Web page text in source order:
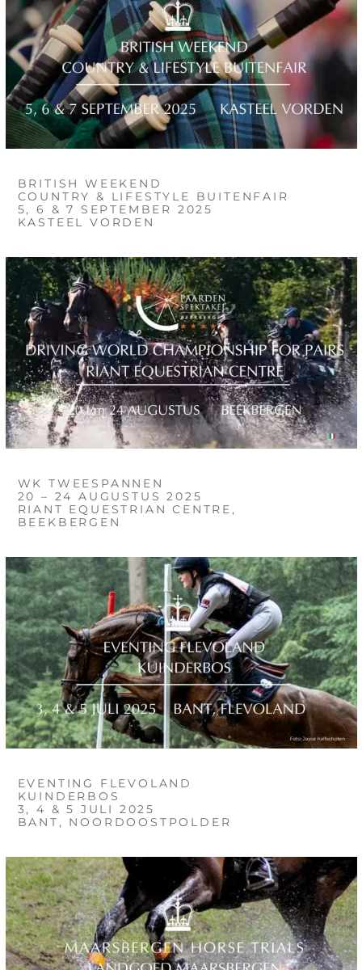
BRITISH WEEKEND
COUNTRY & LIFESTYLE BUITENFAIR
5, 6 & 7 SEPTEMBER 2025
KASTEEL VORDEN
WK TWEESPANNEN
20 – 24 AUGUSTUS 2025
RIANT EQUESTRIAN CENTRE,
BEEKBERGEN
EVENTING FLEVOLAND
KUINDERBOS
3, 4 & 5 JULI 2025
BANT, NOORDOOSTPOLDER